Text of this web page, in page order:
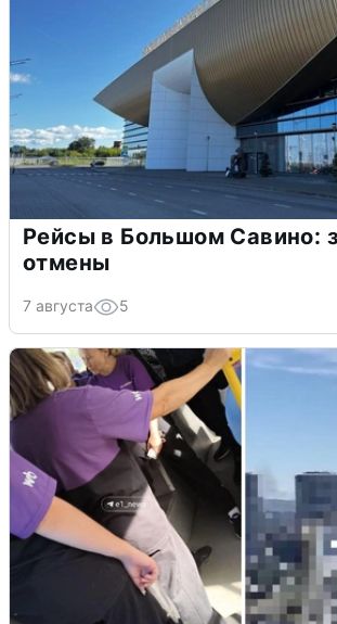
Рейсы в Большом Савино:
отмены
7 августа 5